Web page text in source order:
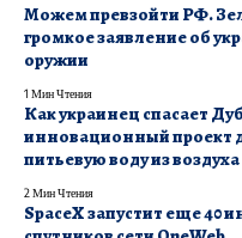
Можем превзойти РФ.
громкое заявление об
оружии
1 Мин Чтения
Как украинец спасает
инновационный проект
питьевую воду из воздуха
2 Мин Чтения
SpaceX запустит еще 40